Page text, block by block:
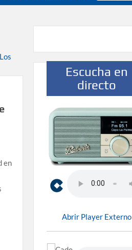
en
Escucha en
directo
Abrir Player Externo